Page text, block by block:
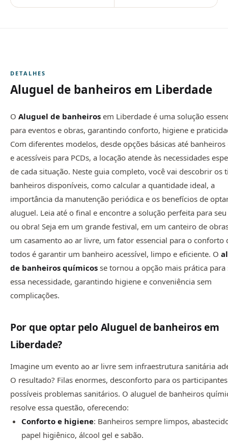
DETALHES
Aluguel de banheiros em Liberdade
O Aluguel de banheiros em Liberdade é uma solução
para eventos e obras, garantindo conforto, higiene e
Com diferentes modelos, desde opções básicas até
e acessíveis para PCDs, a locação atende às necessidades
de cada situação. Neste guia completo, você vai descobrir os
banheiros disponíveis, como calcular a quantidade ideal, a
importância da manutenção periódica e os benefícios de
aluguel. Leia até o final e encontre a solução perfeita para
ou obra! Seja em um grande festival, em um canteiro de
um casamento ao ar livre, um fator essencial para o conforto
todos é garantir um banheiro acessível, limpo e eficiente. O
de banheiros químicos se tornou a opção mais prática
essa necessidade, garantindo higiene e conveniência sem
complicações.
Por que optar pelo Aluguel de banheiros em
Liberdade?
Imagine um evento ao ar livre sem infraestrutura sanitária
O resultado? Filas enormes, desconforto para os
possíveis problemas sanitários. O aluguel de banheiros
resolve essa questão, oferecendo:
Conforto e higiene: Banheiros sempre limpos,
papel higiênico, álcool gel e sabão.